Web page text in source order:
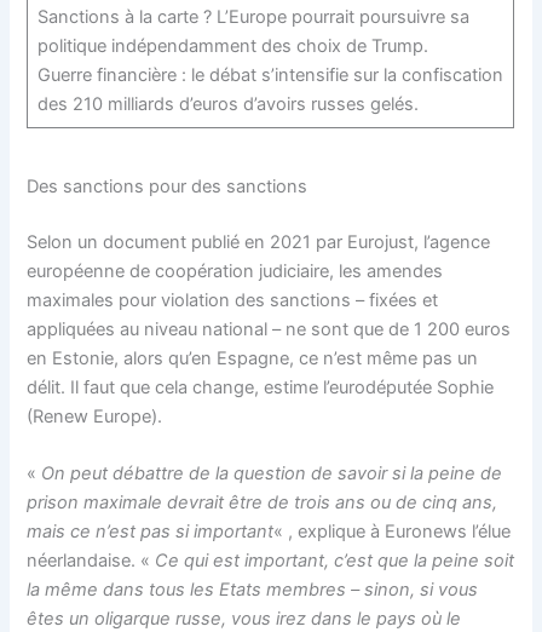
Sanctions à la carte ? L’Europe pourrait poursuivre sa
politique indépendamment des choix de Trump.
Guerre financière : le débat s’intensifie sur la confiscation
des 210 milliards d’euros d’avoirs russes gelés.
Des sanctions pour des sanctions
Selon un document publié en 2021 par Eurojust, l’agence
européenne de coopération judiciaire, les amendes
maximales pour violation des sanctions – fixées et
appliquées au niveau national – ne sont que de 1 200 euros
en Estonie, alors qu’en Espagne, ce n’est même pas un
délit. Il faut que cela change, estime l’eurodéputée Sophie
(Renew Europe).
« On peut débattre de la question de savoir si la peine de
prison maximale devrait être de trois ans ou de cinq ans,
mais ce n’est pas si important« , explique à Euronews l’élue
néerlandaise. « Ce qui est important, c’est que la peine soit
la même dans tous les Etats membres – sinon, si vous
êtes un oligarque russe, vous irez dans le pays où le